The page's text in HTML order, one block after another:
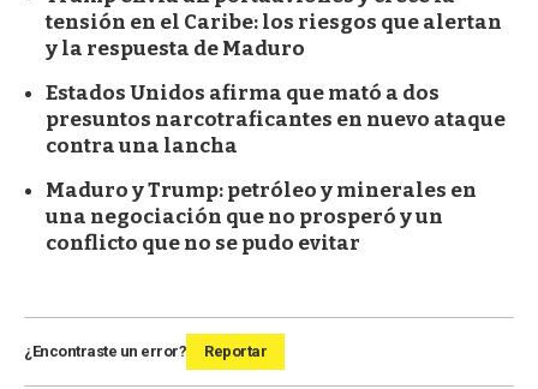
tensión en el Caribe: los riesgos que alertan
y la respuesta de Maduro
Estados Unidos afirma que mató a dos
presuntos narcotraficantes en nuevo ataque
contra una lancha
Maduro y Trump: petróleo y minerales en
una negociación que no prosperó y un
conflicto que no se pudo evitar
¿Encontraste un error? Reportar